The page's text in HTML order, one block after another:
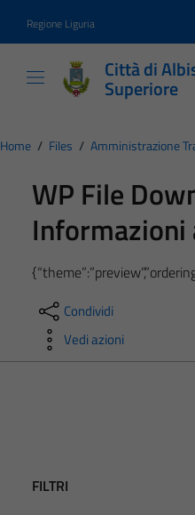
Regione Liguria
Città di
Superiore
Home / Files / Amministrazione
WP File
Condividi
Vedi azioni
FILTRI